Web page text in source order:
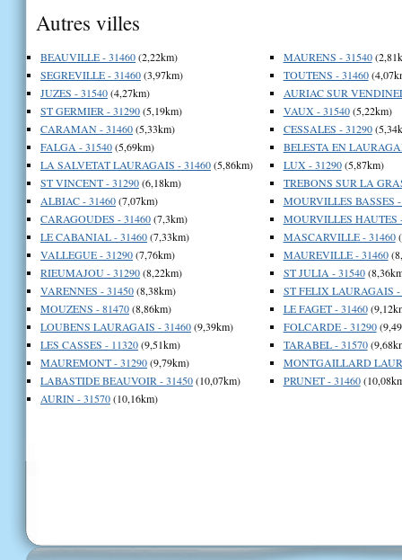
Autres villes
BEAUVILLE - 31460(2,22km)
SEGREVILLE - 31460(3,97km)
JUZES - 31540(4,27km)
ST GERMIER - 31290(5,19km)
CARAMAN - 31460(5,33km)
FALGA - 31540(5,69km)
LA SALVETAT LAURAGAIS - 31460(5,86km)
ST VINCENT - 31290(6,18km)
ALBIAC - 31460(7,07km)
CARAGOUDES - 31460(7,3km)
LE CABANIAL - 31460(7,33km)
VALLEGUE - 31290(7,76km)
RIEUMAJOU - 31290(8,22km)
VARENNES - 31450(8,38km)
MOUZENS - 81470(8,86km)
LOUBENS LAURAGAIS - 31460(9,39km)
LES CASSES - 11320(9,51km)
MAUREMONT - 31290(9,79km)
LABASTIDE BEAUVOIR - 31450(10,07km)
AURIN - 31570(10,16km)
MAURENS - 31540
TOUTENS - 31460
AURIAC SUR
VAUX - 31540(5,22km)
CESSALES - 31290
BELESTA EN
LUX - 31290(5,87km)
TREBONS SUR LA
MOURVILLES BASSES -
MOURVILLES HAUTES
MASCARVILLE - 31460
MAUREVILLE - 31460
ST JULIA - 31540
ST FELIX LAURAGAIS -
LE FAGET - 31460
FOLCARDE - 31290
TARABEL - 31570
MONTGAILLARD
PRUNET - 31460